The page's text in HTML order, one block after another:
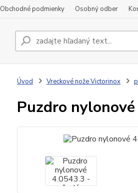
Obchodné podmienky Osobný odber
Úvod Vreckové nože Victorinox
Puzdro